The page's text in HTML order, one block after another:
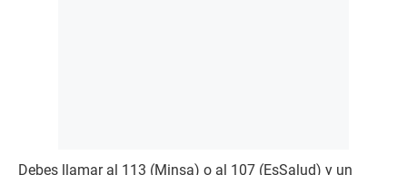
Debes llamar al 113 (Minsa) o al 107 (EsSalud) y un